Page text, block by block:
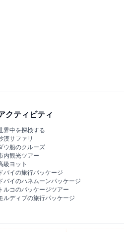
クティビティ
界中を探検する
漠サファリ
ウ船のクルーズ
内観光ツアー
級ヨット
ドバイの旅行パッケージ
ドバイのハネムーンパッケージ
トルコのパッケージツアー
ルディブの旅行パッケージ